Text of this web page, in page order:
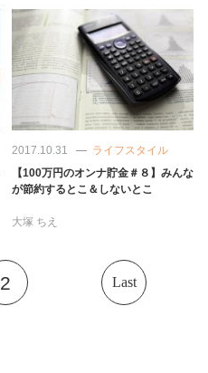
2017.10.31
ライフスタイル
【100万円のオンナ貯金＃８】みんな
が節約するとこ＆しないとこ
大塚 ちえ
2 Last